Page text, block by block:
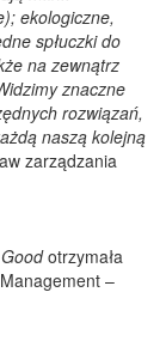
ekologiczne,
spłuczki do
na zewnątrz
znaczne
rozwiązań,
naszą kolejną
zarządzania
Goodotrzymała
–